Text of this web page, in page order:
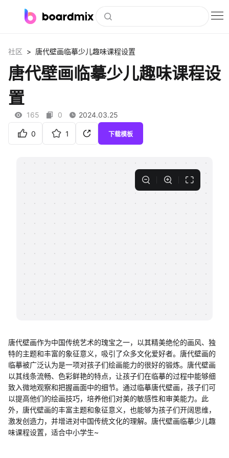
社区资源
企业服务
客户案例
支持
知识分享社区
社区 > 唐代壁画临摹少儿趣味课程设置
唐代壁画临摹少儿趣味课程设
置
165 0 2024.03.25
0 1 下载模板
唐代壁画作为中国传统艺术的瑰宝之一，以其精美绝伦的画风、独
特的主题和丰富的象征意义，吸引了众多文化爱好者。唐代壁画的
临摹被广泛认为是一项对孩子们绘画能力的很好的锻炼。唐代壁画
以其线条流畅、色彩鲜艳的特点，让孩子们在临摹的过程中能够细
致入微地观察和把握画面中的细节。通过临摹唐代壁画，孩子们可
以提高他们的绘画技巧，培养他们对美的敏感性和审美能力。此
外，唐代壁画的丰富主题和象征意义，也能够为孩子们开阔思维，
激发创造力，并增进对中国传统文化的理解。唐代壁画临摹少儿趣
味课程设置，适合中小学生~